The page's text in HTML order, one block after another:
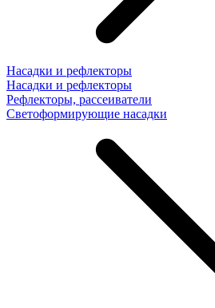
Насадки и рефлекторы
Насадки и рефлекторы
Рефлекторы, рассеиватели
Светоформирующие насадки